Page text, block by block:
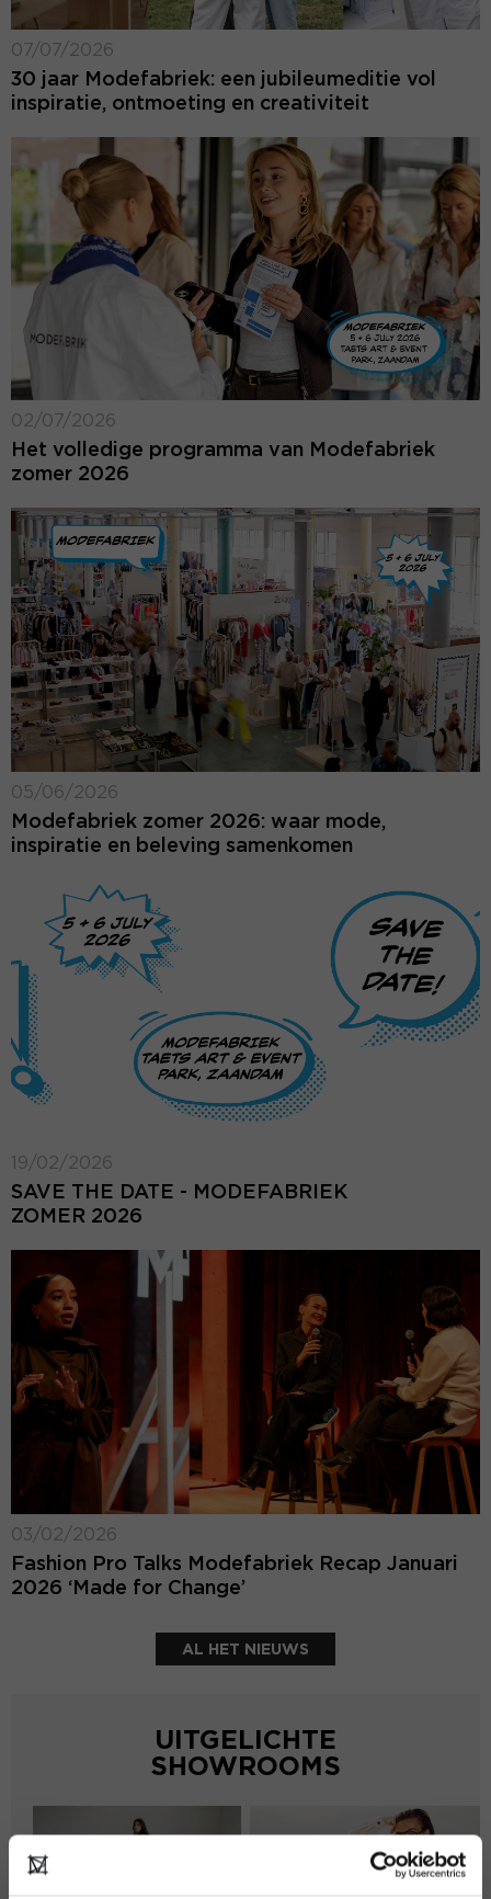
07/07/2026
30 jaar Modefabriek: een jubileumeditie vol
inspiratie, ontmoeting en creativiteit
02/07/2026
Het volledige programma van Modefabriek
zomer 2026
05/06/2026
Modefabriek zomer 2026: waar mode,
inspiratie en beleving samenkomen
19/02/2026
SAVE THE DATE - MODEFABRIEK
ZOMER 2026
03/02/2026
Fashion Pro Talks Modefabriek Recap Januari
2026 ‘Made for Change’
AL HET NIEUWS
UITGELICHTE
SHOWROOMS